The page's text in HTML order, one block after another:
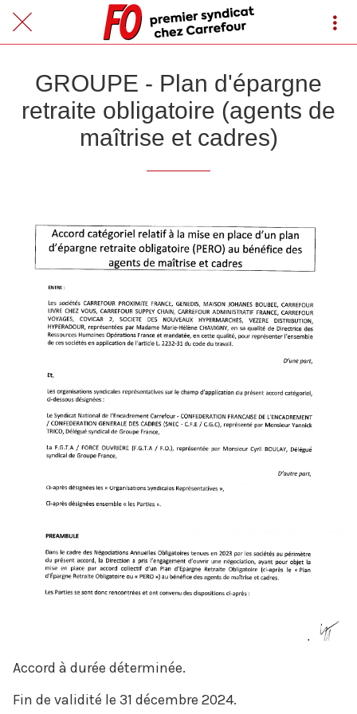
GROUPE - Plan d'épargne
retraite obligatoire (agents de
maîtrise et cadres)
Accord à durée déterminée.
Fin de validité le 31 décembre 2024.